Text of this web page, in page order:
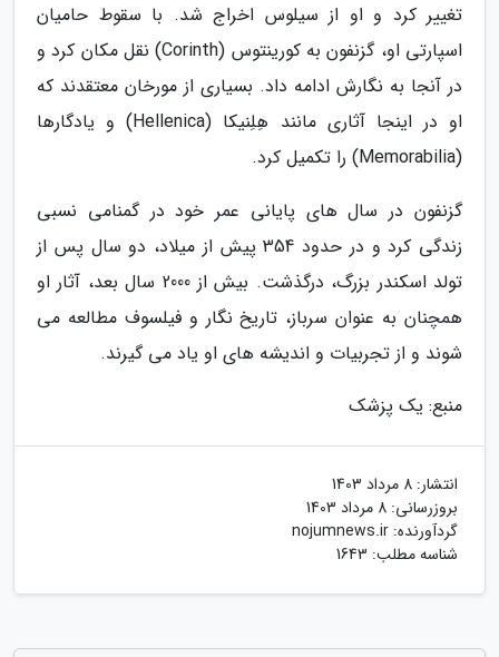
تغییر کرد و او از سیلوس اخراج شد. با سقوط حامیان
اسپارتی او، گزنفون به کورینتوس (Corinth) نقل مکان کرد و
در آنجا به نگارش ادامه داد. بسیاری از مورخان معتقدند که
او در اینجا آثاری مانند هِلِنیکا (Hellenica) و یادگارها
(Memorabilia) را تکمیل کرد.
گزنفون در سال های پایانی عمر خود در گمنامی نسبی
زندگی کرد و در حدود 354 پیش از میلاد، دو سال پس از
تولد اسکندر بزرگ، درگذشت. بیش از 2000 سال بعد، آثار او
همچنان به عنوان سرباز، تاریخ نگار و فیلسوف مطالعه می
شوند و از تجربیات و اندیشه های او یاد می گیرند.
منبع: یک پزشک
انتشار: 8 مرداد 1403
بروزرسانی: 8 مرداد 1403
گردآورنده: nojumnews.ir
شناسه مطلب: 1643